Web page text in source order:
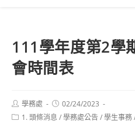
111學年度第2學
會時間表
Post
author:
學務處
Post
published:
02/24/2023
Post1. 頭條消息 /學務處公告/學生事務